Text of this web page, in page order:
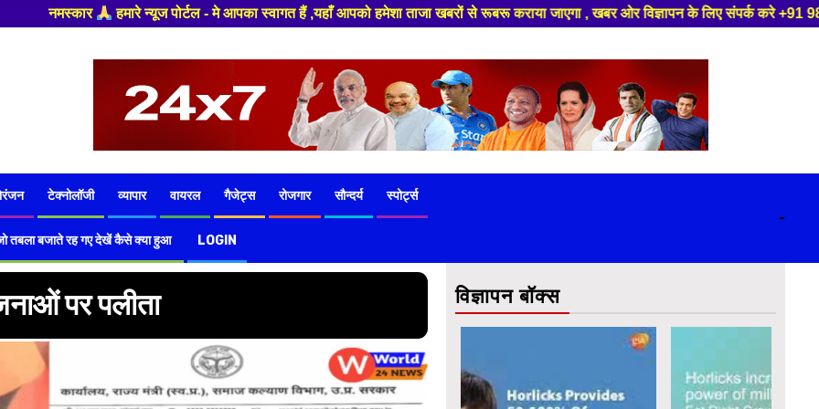
आपको हमेशा ताजा खबरों से रूबरू कराया जाएगा , खबर ओर विज्ञापन के लिए संपर्क करे +91 9839649848 ,हमारे यूट्यूब चैनल को सबस्क्राइब करें, साथ
टेक्नोलॉजी व्यापार वायरल गैजेट्स रोजगार सौन्दर्य स्पोर्ट्स
जो तबला बजाते रह गए देखें कैसे क्या हुआ LOGIN
-
पर पलीता विज्ञापन बॉक्स